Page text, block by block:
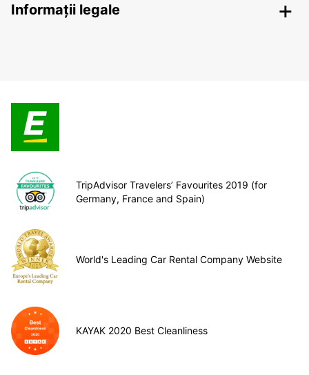
Informații legale
TripAdvisor Travelers’ Favourites 2019 (for
Germany, France and Spain)
World's Leading Car Rental Company Website
KAYAK 2020 Best Cleanliness